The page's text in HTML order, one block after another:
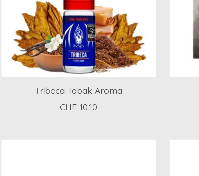
Tribeca Tabak Aroma
CHF 10,10